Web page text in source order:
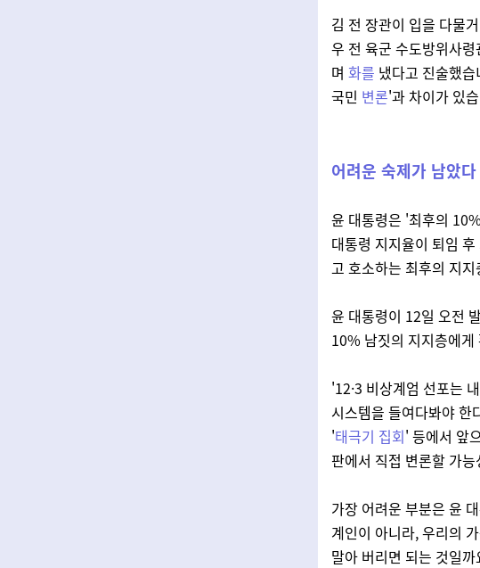
김 전 장관이 입을 다물
우 전 육군 수도방위사
며 화를 냈다고 진술했
국민 변론'과 차이가 있
어려운 숙제가 남았다
윤 대통령은 '최후의
대통령 지지율이 퇴임 후
고 호소하는 최후의 지
윤 대통령이 12일 오전
10% 남짓의 지지층에
'12·3 비상계엄 선포는
시스템을 들여다봐야
'태극기 집회' 등에서 앞
판에서 직접 변론할 가
가장 어려운 부분은 윤
계인이 아니라, 우리의
말아 버리면 되는 것일